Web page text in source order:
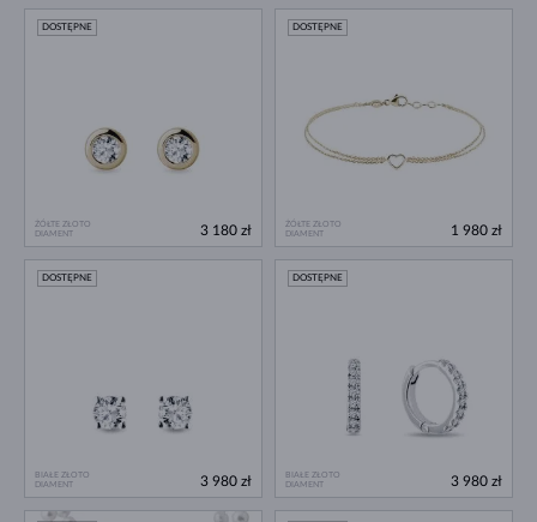
ŻÓŁTE ZŁOTO
DIAMENT
DOSTĘPNE
3 180 zł
ŻÓŁTE ZŁOTO
DIAMENT
DOSTĘPNE
1 980 zł
BIAŁE ZŁOTO
DIAMENT
DOSTĘPNE
3 980 zł
BIAŁE ZŁOTO
DIAMENT
DOSTĘPNE
3 980 zł